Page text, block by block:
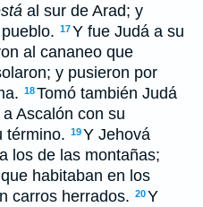
al sur de Arad; y
17Y fue Judá a su
al cananeo que
y pusieron por
18Tomó también Judá
Ascalón con su
término. 19Y Jehová
los de las montañas;
habitaban en los
carros herrados. 20Y